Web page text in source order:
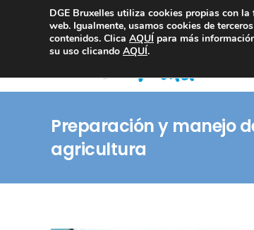
Consultoría Compliance
Preparación y manejo
agricultura
DGE Bruxelles utiliza cookies propias con
web. Igualmente, usamos cookies de
contenidos. Clica AQUÍ para más
su uso clicando AQUÍ.